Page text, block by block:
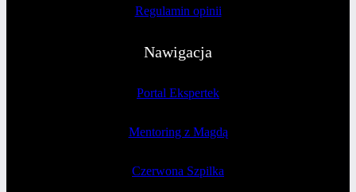
Regulamin opinii
Nawigacja
Portal Ekspertek
Mentoring z Magdą
Czerwona Szpilka